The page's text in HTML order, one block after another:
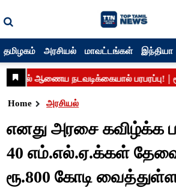
தமிழகம் அரசியல் மாவட்டங்கள் இந்தியா
Home அரசியல்
எனது அரசை கவிழ்க்க
40 எம்.எல்.ஏ.க்கள்
ரூ.800 கோடி